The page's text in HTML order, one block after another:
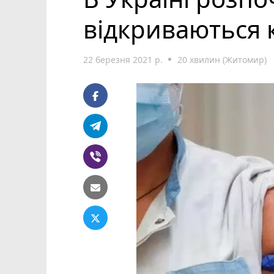
22 березня 2021 р. 20 хвилин (Житомир)